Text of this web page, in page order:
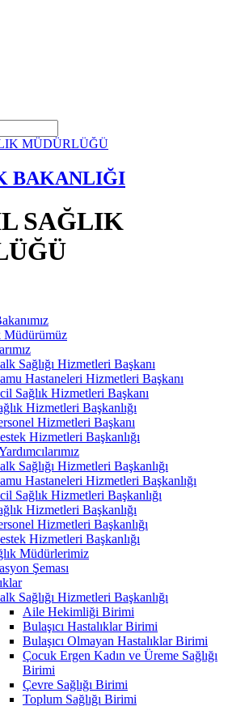
BAKANLIĞI
SAĞLIK
Müdürümüz
Sağlığı Hizmetleri Başkanı
Hastaneleri Hizmetleri Başkanı
Sağlık Hizmetleri Başkanı
Hizmetleri Başkanlığı
Hizmetleri Başkanı
Hizmetleri Başkanlığı
Sağlığı Hizmetleri Başkanlığı
Hastaneleri Hizmetleri Başkanlığı
Sağlık Hizmetleri Başkanlığı
Hizmetleri Başkanlığı
Hizmetleri Başkanlığı
Hizmetleri Başkanlığı
Müdürlerimiz
Şeması
Sağlığı Hizmetleri Başkanlığı
Aile Hekimliği Birimi
Bulaşıcı Hastalıklar Birimi
Bulaşıcı Olmayan Hastalıklar Birimi
Çocuk Ergen Kadın ve Üreme Sağlığı
Birimi
Çevre Sağlığı Birimi
Toplum Sağlığı Birimi